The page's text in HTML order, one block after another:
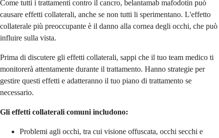
Come tutti i trattamenti contro il cancro, belantamab mafodotin può
causare effetti collaterali, anche se non tutti li sperimentano. L'effetto
collaterale più preoccupante è il danno alla cornea degli occhi, che può
influire sulla vista.
Prima di discutere gli effetti collaterali, sappi che il tuo team medico ti
monitorerà attentamente durante il trattamento. Hanno strategie per
gestire questi effetti e adatteranno il tuo piano di trattamento se
necessario.
Gli effetti collaterali comuni includono:
Problemi agli occhi, tra cui visione offuscata, occhi secchi e